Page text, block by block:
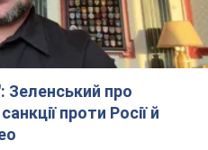
Сікорський закликав
ворожих ракет над
російських ракет над